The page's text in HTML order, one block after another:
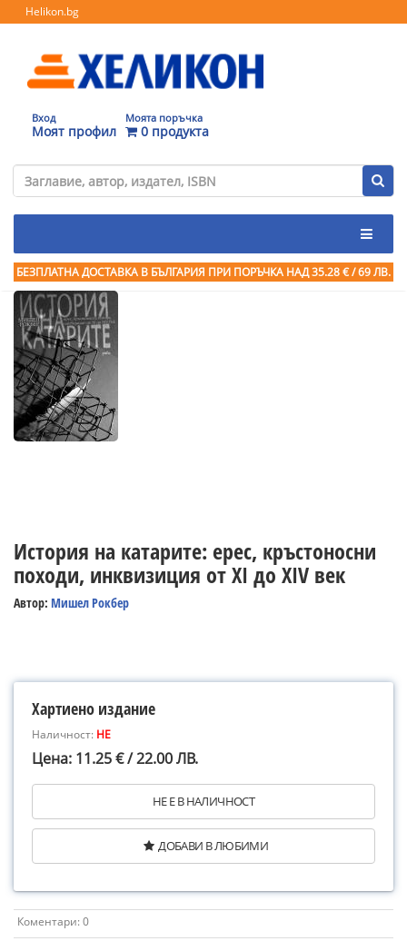
Helikon.bg
Вход
Моят профил
Моята поръчка
0 продукта
БЕЗПЛАТНА ДОСТАВКА В БЪЛГАРИЯ ПРИ ПОРЪЧКА НАД 35.28 € / 69 ЛВ.
История на катарите: ерес, кръстоносни
походи, инквизиция от XI до XIV век
Автор: Мишел Рокбер
Хартиено издание
Наличност: НЕ
Цена: 11.25 € / 22.00 ЛВ.
НЕ Е В НАЛИЧНОСТ
ДОБАВИ В ЛЮБИМИ
Коментари: 0